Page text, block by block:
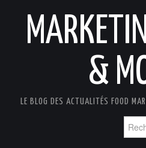
&
LE BLOG DES ACTUALITÉS FOOD